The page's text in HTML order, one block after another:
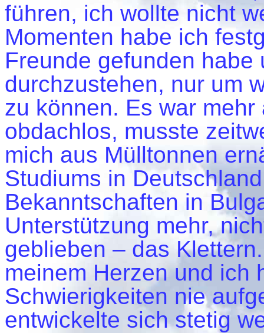
führen, ich wollte nicht
Momenten habe ich
Freunde gefunden
durchzustehen, nur um
zu können. Es war
obdachlos, musste
mich aus Mülltonnen
Studiums in
Bekanntschaften in
Unterstützung mehr,
geblieben – das
meinem Herzen und ich
Schwierigkeiten nie
entwickelte sich stetig